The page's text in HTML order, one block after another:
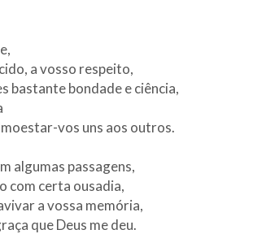
a vosso respeito,
bastante bondade e ciência,
vos uns aos outros.
algumas passagens,
com certa ousadia,
a vossa memória,
que Deus me deu.